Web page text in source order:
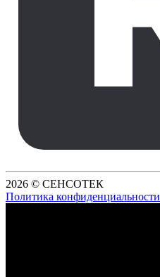
2026 © СЕНСОТЕК
Политика конфиденциальности